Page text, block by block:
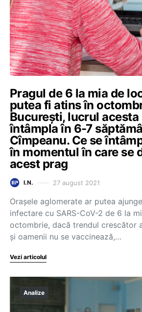
Pragul de 6 la mia de
putea fi atins în
București, lucrul
întâmpla în 6-7
Cîmpeanu. Ce se
în momentul în care se
acest prag
I.N. 27 august 2021
Orașele aglomerate ar putea
infectare cu SARS-CoV-2 de 6 la
octombrie, dacă trendul crescător
și oamenii nu se vaccinează,…
Vezi articolul
Analize